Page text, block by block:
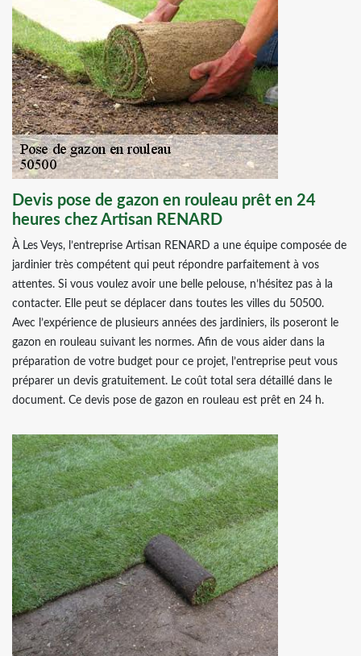
Devis pose de gazon en rouleau prêt en 24
heures chez Artisan RENARD
À Les Veys, l’entreprise Artisan RENARD a une équipe composée de
jardinier très compétent qui peut répondre parfaitement à vos
attentes. Si vous voulez avoir une belle pelouse, n’hésitez pas à la
contacter. Elle peut se déplacer dans toutes les villes du 50500.
Avec l’expérience de plusieurs années des jardiniers, ils poseront le
gazon en rouleau suivant les normes. Afin de vous aider dans la
préparation de votre budget pour ce projet, l’entreprise peut vous
préparer un devis gratuitement. Le coût total sera détaillé dans le
document. Ce devis pose de gazon en rouleau est prêt en 24 h.